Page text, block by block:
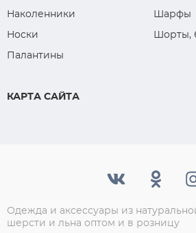
Наколенники
Шарфы
Носки
Шорты,
Палантины
КАРТА САЙТА
Одежда и аксессуары из
шерсти и льна оптом и в розницу